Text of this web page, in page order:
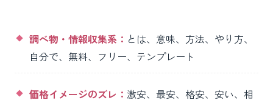
調べ物・情報収集系： とは、意味、方法、やり方、
自分で、無料、フリー、テンプレート
価格イメージのズレ： 激安、最安、格安、安い、相